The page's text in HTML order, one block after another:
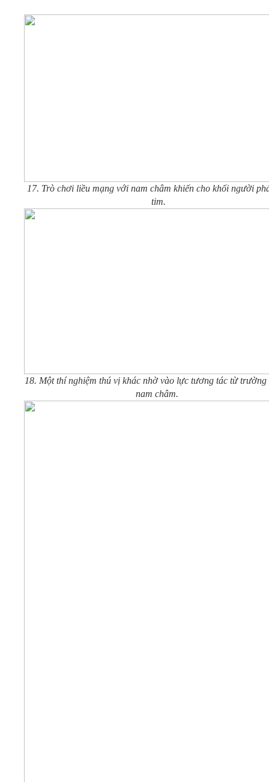
17. Trò chơi liều mạng với nam châm khiến cho khối người
tim.
18. Một thí nghiệm thú vị khác nhờ vào lực tương tác từ trường
nam châm.